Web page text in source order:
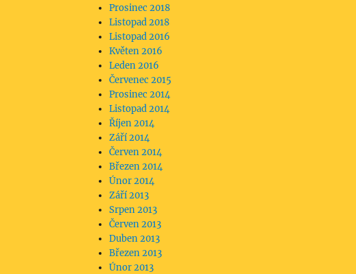
Prosinec 2018
Listopad 2018
Listopad 2016
Květen 2016
Leden 2016
Červenec 2015
Prosinec 2014
Listopad 2014
Říjen 2014
Září 2014
Červen 2014
Březen 2014
Únor 2014
Září 2013
Srpen 2013
Červen 2013
Duben 2013
Březen 2013
Únor 2013